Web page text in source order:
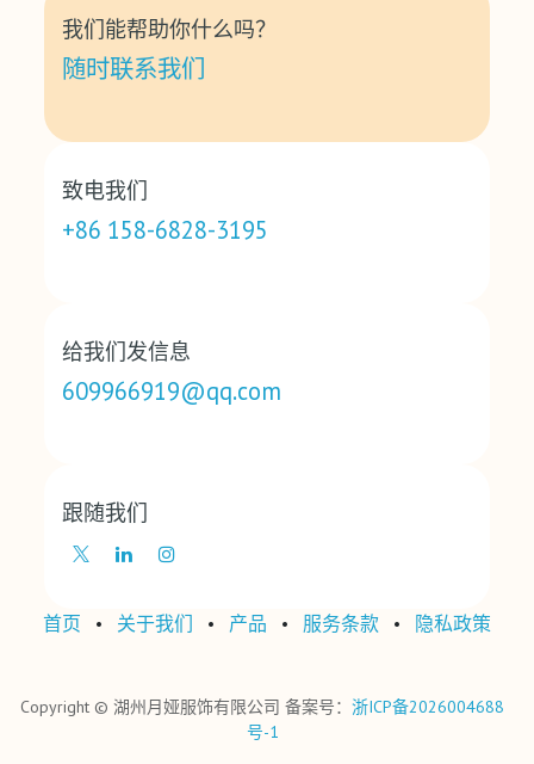
我们能帮助你什么吗？
随时联系我们
致电我们
+86 158-6828-3195
给我们发信息
609966919@qq.com
跟随我们
首页 • 关于我们 • 产品 • ‎服务条款‎ • ‎隐私政策‎
Copyright © 湖州月娅服饰有限公司 备案号： 浙ICP备2026004688
号-1